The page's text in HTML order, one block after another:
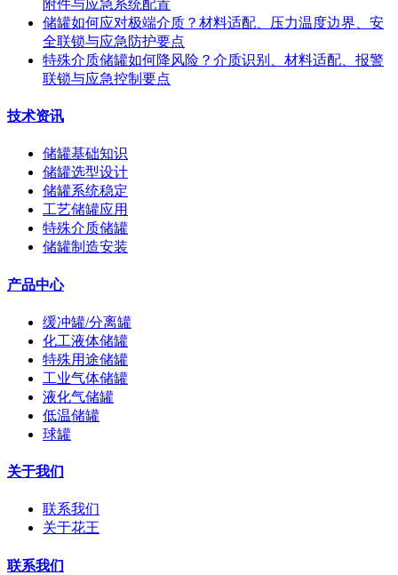
附件与应急系统配置
储罐如何应对极端介质？材料适配、压力温度边界、安
全联锁与应急防护要点
特殊介质储罐如何降风险？介质识别、材料适配、报警
联锁与应急控制要点
技术资讯
储罐基础知识
储罐选型设计
储罐系统稳定
工艺储罐应用
特殊介质储罐
储罐制造安装
产品中心
缓冲罐/分离罐
化工液体储罐
特殊用途储罐
工业气体储罐
液化气储罐
低温储罐
球罐
关于我们
联系我们
关于花王
联系我们